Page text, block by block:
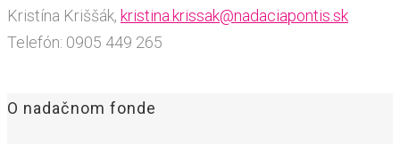
Kristína Kriššák, kristina.krissak@nadaciapontis.sk
Telefón: 0905 449 265
O nadačnom fonde